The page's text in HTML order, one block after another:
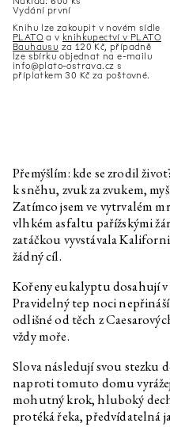
Vydání první
Knihu lze zakoupit v novém sídle
PLATO a v knihkupectví v PLATO
Bauhausu za 120 Kč, případně
lze sbírku objednat na e-mailu
info@plato-ostrava.cz s
příplatkem 30 Kč za poštovné.
Přemýšlím: kde se zrodil
k sněhu, zvuk za zvukem,
Zatímco jsem ve vytrvalém
vlhkém asfaltu pařížskými
zatáčkou vyvstávala
žádný cíl.
Kořeny eukalyptu dosahují
Pravidelný tep noci
odlišné od těch z
vždy moře.
Slova následují svou stezku
naproti tomuto domu
mohutný krok, hluboký
protéká řeka, předvídatelná
Daniela Dostálková, Linda
Dostálková
Markéta Žáčková
Daniela Dostálková, Linda
Dostálková
Daniela Dostálková, Linda
Dostálková
Edith Jeřábková
Petr Bakla
Edith Jeřábková, Jan Albert
Šturma
Marek Pokorný